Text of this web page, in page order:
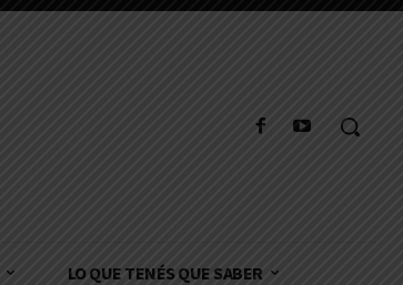
LO QUE TENÉS QUE SABER